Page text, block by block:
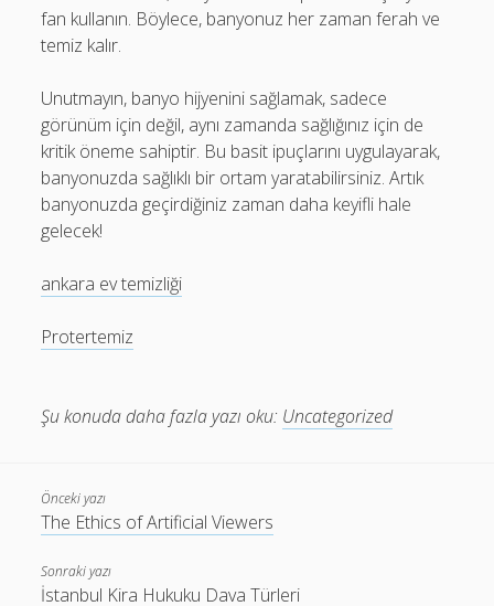
fan kullanın. Böylece, banyonuz her zaman ferah ve
temiz kalır.
Unutmayın, banyo hijyenini sağlamak, sadece
görünüm için değil, aynı zamanda sağlığınız için de
kritik öneme sahiptir. Bu basit ipuçlarını uygulayarak,
banyonuzda sağlıklı bir ortam yaratabilirsiniz. Artık
banyonuzda geçirdiğiniz zaman daha keyifli hale
gelecek!
ankara ev temizliği
Protertemiz
Şu konuda daha fazla yazı oku: Uncategorized
Önceki yazı
The Ethics of Artificial Viewers
Sonraki yazı
İstanbul Kira Hukuku Dava Türleri